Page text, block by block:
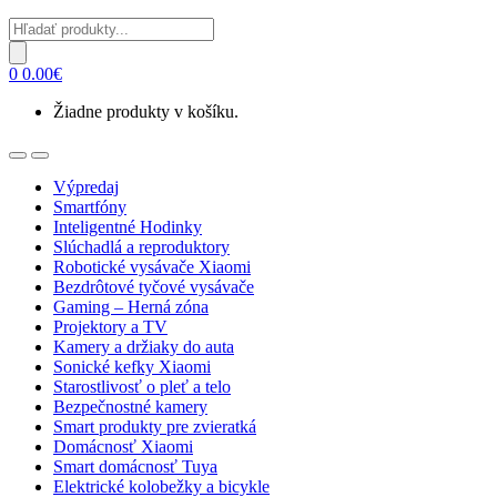
Products
search
0 0.00€
Žiadne produkty v košíku.
OpenClose
Výpredaj
Smartfóny
Inteligentné Hodinky
Slúchadlá a reproduktory
Robotické vysávače Xiaomi
Bezdrôtové tyčové vysávače
Gaming – Herná zóna
Projektory a TV
Kamery a držiaky do auta
Sonické kefky Xiaomi
Starostlivosť o pleť a telo
Bezpečnostné kamery
Smart produkty pre zvieratká
Domácnosť Xiaomi
Smart domácnosť Tuya
Elektrické kolobežky a bicykle